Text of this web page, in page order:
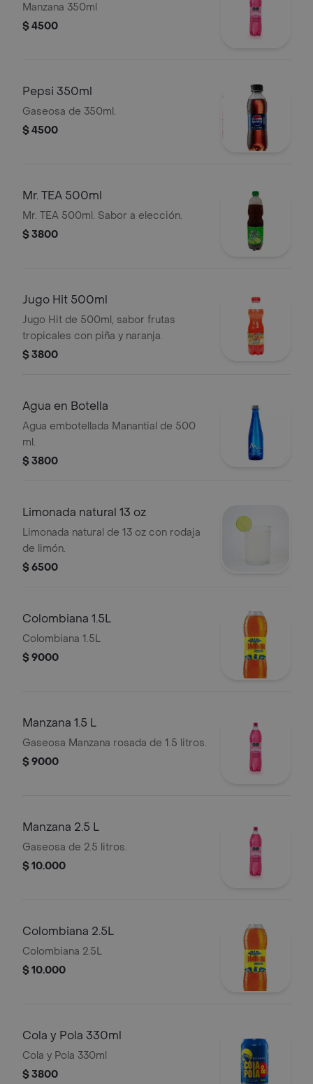
Manzana 350ml
$ 4500
Pepsi 350ml
Gaseosa de 350ml.
$ 4500
Mr. TEA 500ml
Mr. TEA 500ml. Sabor a elección.
$ 3800
Jugo Hit 500ml
Jugo Hit de 500ml, sabor frutas
tropicales con piña y naranja.
$ 3800
Agua en Botella
Agua embotellada Manantial de 500
ml.
$ 3800
Limonada natural 13 oz
Limonada natural de 13 oz con rodaja
de limón.
$ 6500
Colombiana 1.5L
Colombiana 1.5L
$ 9000
Manzana 1.5 L
Gaseosa Manzana rosada de 1.5 litros.
$ 9000
Manzana 2.5 L
Gaseosa de 2.5 litros.
$ 10.000
Colombiana 2.5L
Colombiana 2.5L
$ 10.000
Cola y Pola 330ml
Cola y Pola 330ml
$ 3800